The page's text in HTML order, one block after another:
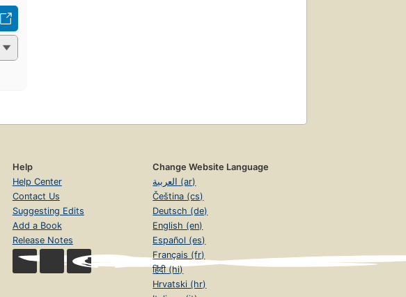
Help
Help Center
Contact Us
Suggesting Edits
Add a Book
Release Notes
Change Website Language
العربية (ar)
Čeština (cs)
Deutsch (de)
English (en)
Español (es)
Français (fr)
हिंदी (hi)
Hrvatski (hr)